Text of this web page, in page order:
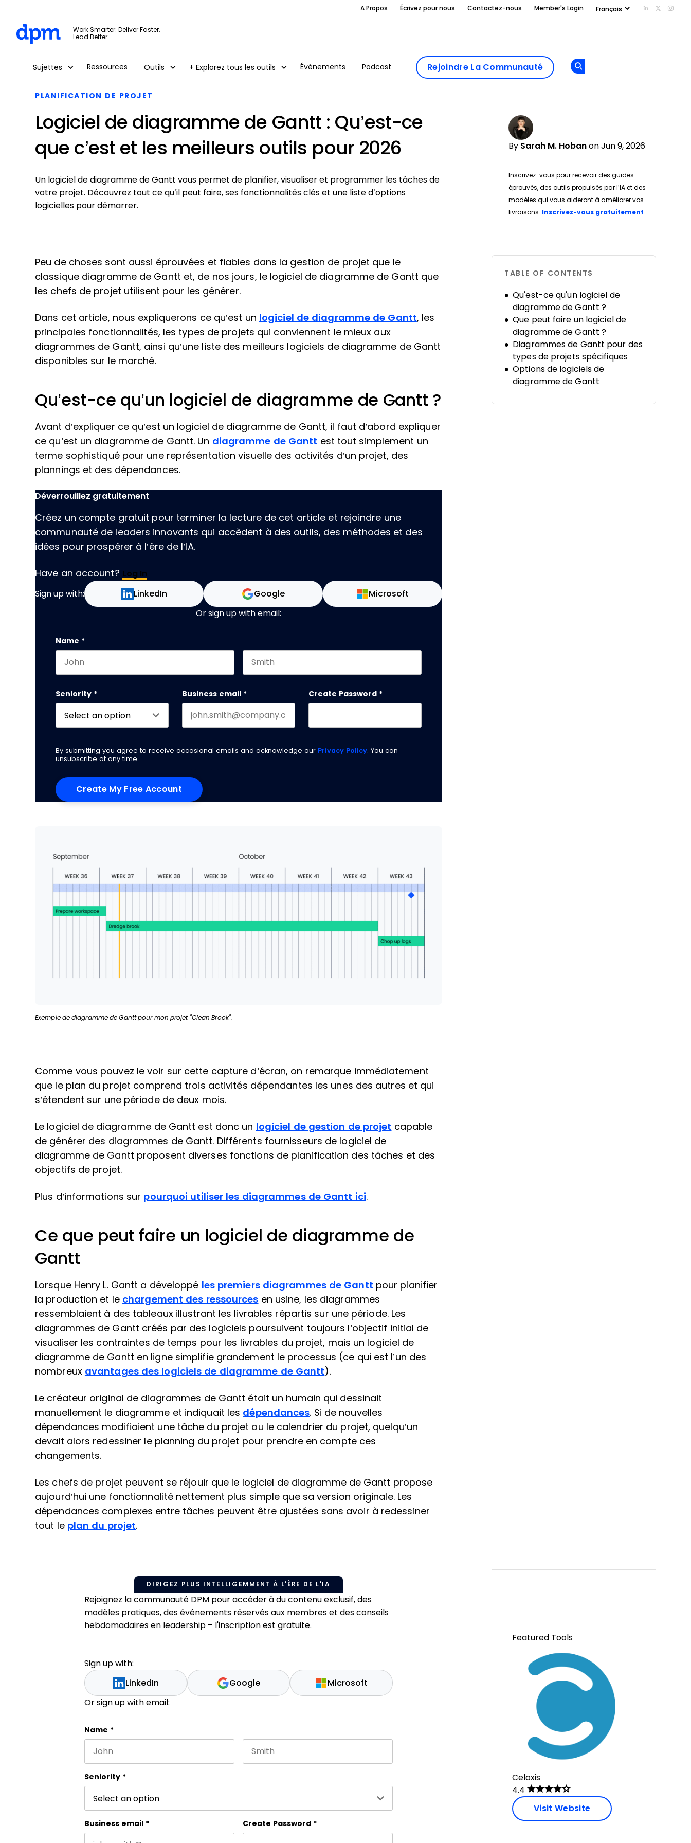
Skip to main content
A Propos Écrivez pour nous Contactez-nous Member's Login Add us on
Follow
Work Smarter. Deliver Faster.
Lead Better.
Sujettes Ressources Outils + Explorez tous les outils Événements Podcast Rejoindre La Communauté
PLANIFICATION DE PROJET
Logiciel de diagramme de Gantt : Qu’est-ce
que c’est et les meilleurs outils pour 2026
By Sarah M. Hoban on Jun 9, 2026
Inscrivez-vous pour recevoir des guides
éprouvés, des outils propulsés par l’IA et des
modèles qui vous aideront à améliorer vos
livraisons. Inscrivez-vous gratuitement
Un logiciel de diagramme de Gantt vous permet de planifier, visualiser et programmer les tâches de
votre projet. Découvrez tout ce qu’il peut faire, ses fonctionnalités clés et une liste d’options
logicielles pour démarrer.
Peu de choses sont aussi éprouvées et fiables dans la gestion de projet que le
classique diagramme de Gantt et, de nos jours, le logiciel de diagramme de Gantt que
les chefs de projet utilisent pour les générer.
Dans cet article, nous expliquerons ce qu’est un logiciel de diagramme de Gantt, les
principales fonctionnalités, les types de projets qui conviennent le mieux aux
diagrammes de Gantt, ainsi qu’une liste des meilleurs logiciels de diagramme de Gantt
disponibles sur le marché.
Qu’est-ce qu’un logiciel de diagramme de Gantt ?
Avant d’expliquer ce qu’est un logiciel de diagramme de Gantt, il faut d’abord expliquer
ce qu’est un diagramme de Gantt. Un diagramme de Gantt est tout simplement un
terme sophistiqué pour une représentation visuelle des activités d’un projet, des
plannings et des dépendances.
Déverrouillez gratuitement
Créez un compte gratuit pour terminer la lecture de cet article et rejoindre une
communauté de leaders innovants qui accèdent à des outils, des méthodes et des
idées pour prospérer à l’ère de l’IA.
Have an account? Log In
Sign up with: LinkedIn Google Microsoft
Or sign up with email:
Company
Name *
Seniority * Business email * Create Password *
By submitting you agree to receive occasional emails and acknowledge our Privacy Policy. You can
unsubscribe at any time.
Exemple de diagramme de Gantt pour mon projet "Clean Brook".
Comme vous pouvez le voir sur cette capture d’écran, on remarque immédiatement
que le plan du projet comprend trois activités dépendantes les unes des autres et qui
s’étendent sur une période de deux mois.
Le logiciel de diagramme de Gantt est donc un logiciel de gestion de projet capable
de générer des diagrammes de Gantt. Différents fournisseurs de logiciel de
diagramme de Gantt proposent diverses fonctions de planification des tâches et des
objectifs de projet.
Plus d’informations sur pourquoi utiliser les diagrammes de Gantt ici.
Ce que peut faire un logiciel de diagramme de
Gantt
Lorsque Henry L. Gantt a développé les premiers diagrammes de Gantt pour planifier
la production et le chargement des ressources en usine, les diagrammes
ressemblaient à des tableaux illustrant les livrables répartis sur une période. Les
diagrammes de Gantt créés par des logiciels poursuivent toujours l’objectif initial de
visualiser les contraintes de temps pour les livrables du projet, mais un logiciel de
diagramme de Gantt en ligne simplifie grandement le processus (ce qui est l’un des
nombreux avantages des logiciels de diagramme de Gantt ).
Le créateur original de diagrammes de Gantt était un humain qui dessinait
manuellement le diagramme et indiquait les dépendances. Si de nouvelles
dépendances modifiaient une tâche du projet ou le calendrier du projet, quelqu’un
devait alors redessiner le planning du projet pour prendre en compte ces
changements.
Les chefs de projet peuvent se réjouir que le logiciel de diagramme de Gantt propose
aujourd’hui une fonctionnalité nettement plus simple que sa version originale. Les
dépendances complexes entre tâches peuvent être ajustées sans avoir à redessiner
tout le plan du projet.
DIRIGEZ PLUS INTELLIGEMMENT À L'ÈRE DE L'IA
Rejoignez la communauté DPM pour accéder à du contenu exclusif, des
modèles pratiques, des événements réservés aux membres et des conseils
hebdomadaires en leadership – l'inscription est gratuite.
Sign up with:
LinkedIn Google Microsoft
Or sign up with email:
Comments
This field is for validation purposes and should be left unchanged.
Name *
Seniority *
Business email * Create Password *
TABLE OF CONTENTS
Qu'est-ce qu'un logiciel de
diagramme de Gantt ?
Que peut faire un logiciel de
diagramme de Gantt ?
Diagrammes de Gantt pour des
types de projets spécifiques
Options de logiciels de
diagramme de Gantt
Featured Tools
Celoxis
4.4
Visit Website